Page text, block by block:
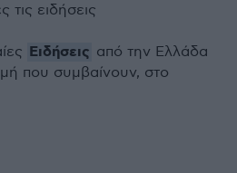
τις ειδήσεις
Ειδήσεις από την Ελλάδα
που συμβαίνουν, στο